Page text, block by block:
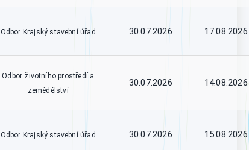
Odbor Krajský stavební úřad 30.07.2026 17.08.2026
Odbor životního prostředí a
zemědělství
30.07.2026 14.08.2026
Odbor Krajský stavební úřad 30.07.2026 15.08.2026